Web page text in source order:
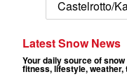
Castelrotto/